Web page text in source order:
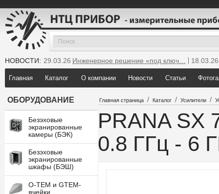
НОВОСТИ: 29.03.26 Инженерное решение «под ключ…
18.03.26
25.12.25Мы инсталлировали новую GTEM…
Главная Каталог О компании Новости Статьи
ОБОРУДОВАНИЕ
Безэховые
экранированные
камеры (БЭК)
Безэховые
экранированные
шкафы (БЭШ)
O-TEM и GTEM-
ячейки
Главная страница / Каталог / Усилители /
PRANA SХ
0.8 ГГц - 6